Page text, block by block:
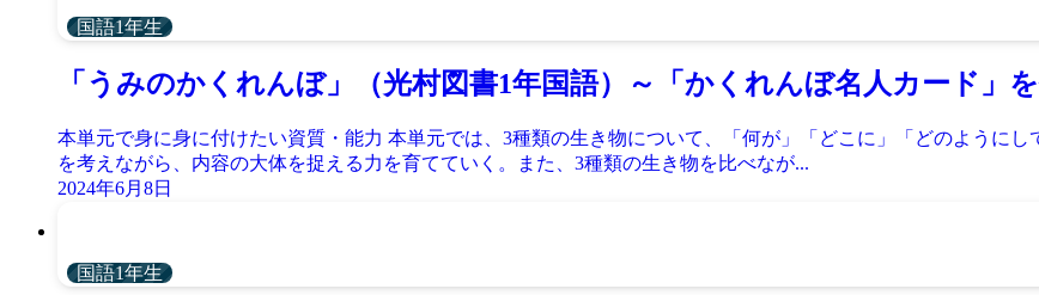
国語1年生
「うみのかくれんぼ」（光村図書1年国語）～「かくれんぼ名人カード」
本単元で身に身に付けたい資質・能力 本単元では、3種類の生き物について、「何が」「どこに」「どのように
を考えながら、内容の大体を捉える力を育てていく。また、3種類の生き物を比べなが...
2024年6月8日
国語1年生